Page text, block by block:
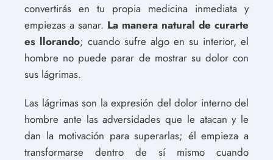
convertirás en tu propia medicina inmediata y
empiezas a sanar. La manera natural de curarte
es llorando; cuando sufre algo en su interior, el
hombre no puede parar de mostrar su dolor con
sus lágrimas.
Las lágrimas son la expresión del dolor interno del
hombre ante las adversidades que le atacan y le
dan la motivación para superarlas; él empieza a
transformarse dentro de sí mismo cuando